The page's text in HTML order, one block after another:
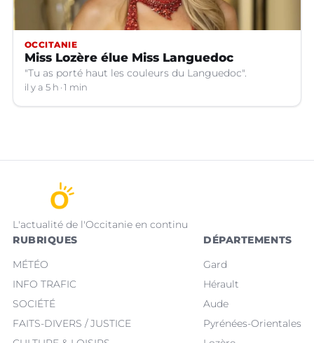
OCCITANIE
Miss Lozère élue Miss Languedoc
"Tu as porté haut les couleurs du Languedoc".
il y a 5 h 1 min
L'actualité de l'Occitanie en continu
RUBRIQUES
MÉTÉO
INFO TRAFIC
SOCIÉTÉ
FAITS-DIVERS / JUSTICE
DÉPARTEMENTS
Gard
Hérault
Aude
Pyrénées-Orientales